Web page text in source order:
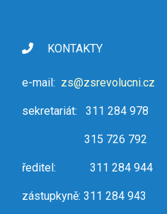
KONTAKTY
e-mail: zs@zsrevolucni.cz
sekretariát: 311 284 978
315 726 792
ředitel: 311 284 944
zástupkyně: 311 284 943